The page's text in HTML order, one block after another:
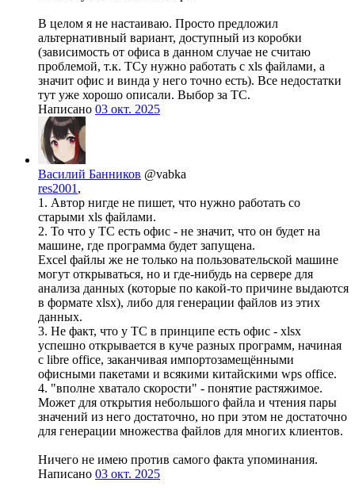
В целом я не настаиваю. Просто предложил
альтернативный вариант, доступный из коробки
(зависимость от офиса в данном случае не считаю
проблемой, т.к. ТСу нужно работать с xls файлами, а
значит офис и винда у него точно есть). Все недостатки
тут уже хорошо описали. Выбор за ТС.
Написано 03 окт. 2025
Василий Банников @vabka
res2001 ,
1. Автор нигде не пишет, что нужно работать со
старыми xls файлами.
2. То что у ТС есть офис - не значит, что он будет на
машине, где программа будет запущена.
Excel файлы же не только на пользовательской машине
могут открываться, но и где-нибудь на сервере для
анализа данных (которые по какой-то причине выдаются
в формате xlsx), либо для генерации файлов из этих
данных.
3. Не факт, что у ТС в принципе есть офис - xlsx
успешно открывается в куче разных программ, начиная
с libre office, заканчивая импортозамещёнными
офисными пакетами и всякими китайскими wps office.
4. "вполне хватало скорости" - понятие растяжимое.
Может для открытия небольшого файла и чтения пары
значений из него достаточно, но при этом не достаточно
для генерации множества файлов для многих клиентов.
Ничего не имею против самого факта упоминания.
Написано 03 окт. 2025